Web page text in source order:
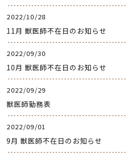
2022/10/28
11月 獣医師不在日のお知らせ
2022/09/30
10月 獣医師不在日のお知らせ
2022/09/29
獣医師勤務表
2022/09/01
9月 獣医師不在日のお知らせ